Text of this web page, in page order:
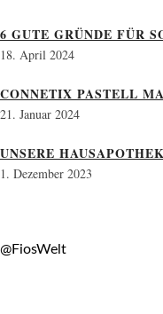
6 GUTE GRÜNDE FÜR
18. April 2024
CONNETIX PASTELL
21. Januar 2024
UNSERE
1. Dezember 2023
@FiosWelt